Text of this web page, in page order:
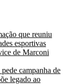
que reuniu
esportivas
de Marconi
campanha de
legado ao